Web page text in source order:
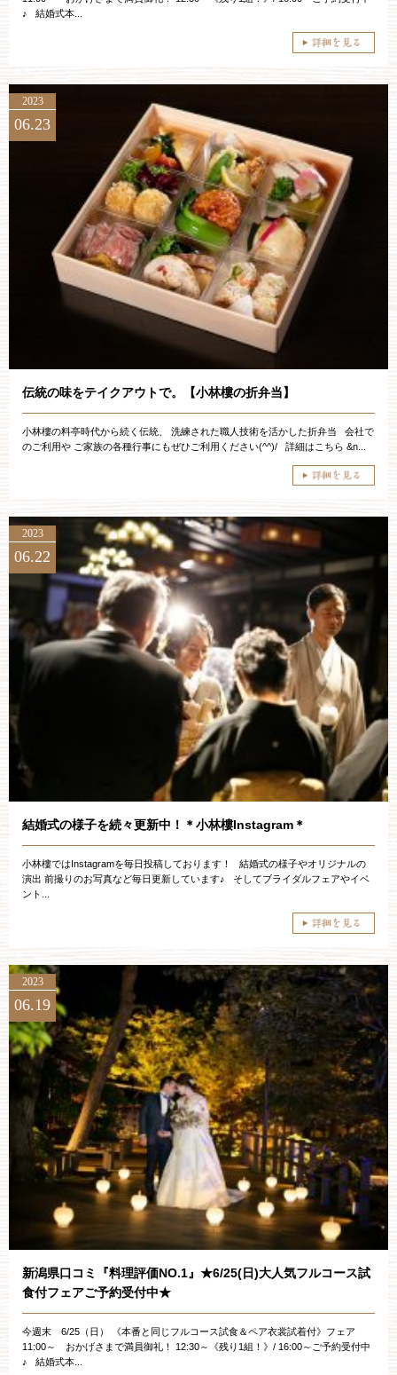
♪ 結婚式本...
2023
06.23
伝統の味をテイクアウトで。【小林樓の折弁当】
小林樓の料亭時代から続く伝統、 洗練された職人技術を活かした折弁当 会社で
のご利用や ご家族の各種行事にもぜひご利用ください(^^)/ 詳細はこちら &n...
2023
06.22
結婚式の様子を続々更新中！＊小林樓Instagram＊
小林樓ではInstagramを毎日投稿しております！ 結婚式の様子やオリジナルの
演出 前撮りのお写真など毎日更新しています♪ そしてブライダルフェアやイベ
ント...
2023
06.19
新潟県口コミ『料理評価NO.1』★6/25(日)大人気フルコース試
食付フェアご予約受付中★
今週末 6/25（日） 《本番と同じフルコース試食＆ペア衣裳試着付》フェア
11:00～ おかげさまで満員御礼！ 12:30～《残り1組！》/ 16:00～ご予約受付中
♪ 結婚式本...